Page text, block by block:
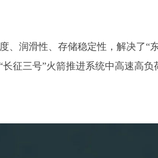
润滑性、存储稳定性，解决了“
征三号”火箭推进系统中高速高